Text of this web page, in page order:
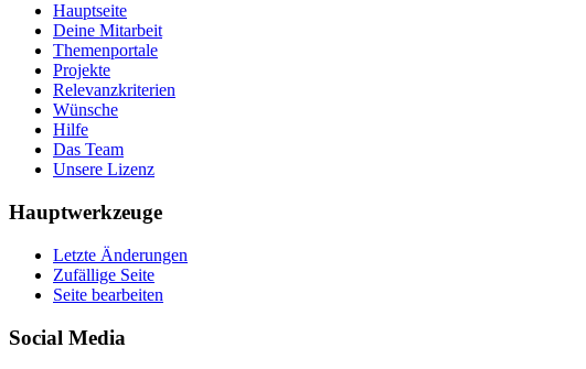
Hauptseite
Deine Mitarbeit
Themenportale
Projekte
Relevanzkriterien
Wünsche
Hilfe
Das Team
Unsere Lizenz
Hauptwerkzeuge
Letzte Änderungen
Zufällige Seite
Seite bearbeiten
Social Media